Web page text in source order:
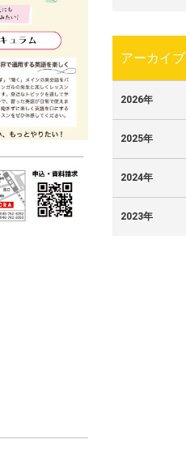
アーカイブ
2026年
2025年
2024年
2023年